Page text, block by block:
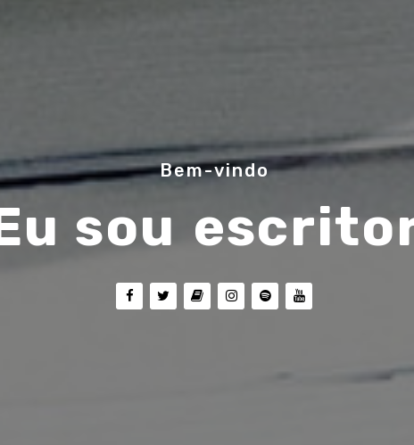
Bem-vindo
Eu sou músico